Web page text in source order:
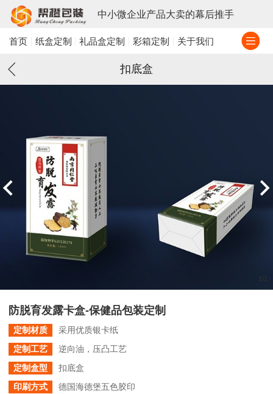
中小微企业产品大卖的幕后推手
首页 纸盒定制 礼品盒定制 彩箱定制 关于我们
扣底盒
/1
防脱育发露卡盒-保健品包装定制
定制材质
采用优质银卡纸
定制工艺
逆向油，压凸工艺
定制盒型
扣底盒
印刷方式
德国海德堡五色胶印